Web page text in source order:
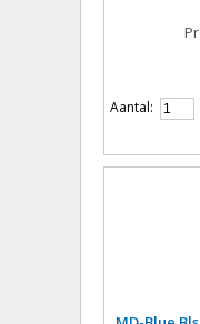
Aantal: